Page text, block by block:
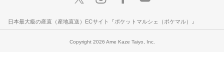
日本最大級の産直（産地直送）ECサイト『ポケットマルシェ（ポケマル）』
Copyright 2026 Ame Kaze Taiyo, Inc.